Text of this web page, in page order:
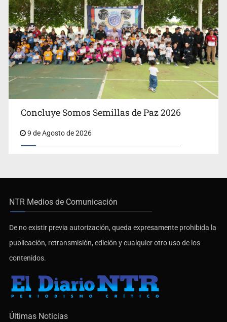
Concluye Somos Semillas de Paz 2026
9 de Agosto de 2026
NTR Medios de Comunicación
De no existir previa autorización, queda expresamente prohibida la
publicación, retransmisión, edición y cualquier otro uso de los
contenidos.
Últimas Noticias